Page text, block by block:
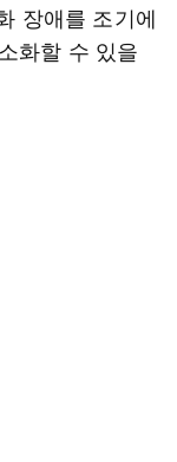
장애를 조기에
화할 수 있을